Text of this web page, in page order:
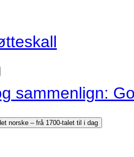
sammenlign:
norske – frå 1700-talet til i dag